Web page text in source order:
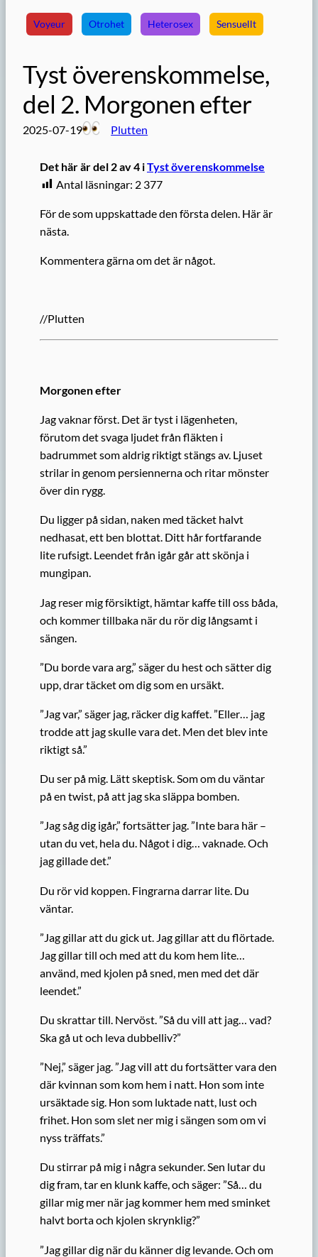
Voyeur Otrohet Heterosex Sensuellt
Tyst överenskommelse,
del 2. Morgonen efter
2025-07-19 Plutten
Det här är del 2 av 4 iTyst överenskommelse
Antal läsningar: 2 377
För de som uppskattade den första delen. Här är
nästa.
Kommentera gärna om det är något.
//Plutten
Morgonen efter
Jag vaknar först. Det är tyst i lägenheten,
förutom det svaga ljudet från fläkten i
badrummet som aldrig riktigt stängs av. Ljuset
strilar in genom persiennerna och ritar mönster
över din rygg.
Du ligger på sidan, naken med täcket halvt
nedhasat, ett ben blottat. Ditt hår fortfarande
lite rufsigt. Leendet från igår går att skönja i
mungipan.
Jag reser mig försiktigt, hämtar kaffe till oss båda,
och kommer tillbaka när du rör dig långsamt i
sängen.
”Du borde vara arg,” säger du hest och sätter dig
upp, drar täcket om dig som en ursäkt.
”Jag var,” säger jag, räcker dig kaffet. ”Eller… jag
trodde att jag skulle vara det. Men det blev inte
riktigt så.”
Du ser på mig. Lätt skeptisk. Som om du väntar
på en twist, på att jag ska släppa bomben.
”Jag såg dig igår,” fortsätter jag. ”Inte bara här –
utan du vet, hela du. Något i dig… vaknade. Och
jag gillade det.”
Du rör vid koppen. Fingrarna darrar lite. Du
väntar.
”Jag gillar att du gick ut. Jag gillar att du flörtade.
Jag gillar till och med att du kom hem lite…
använd, med kjolen på sned, men med det där
leendet.”
Du skrattar till. Nervöst. ”Så du vill att jag… vad?
Ska gå ut och leva dubbelliv?”
”Nej,” säger jag. ”Jag vill att du fortsätter vara den
där kvinnan som kom hem i natt. Hon som inte
ursäktade sig. Hon som luktade natt, lust och
frihet. Hon som slet ner mig i sängen som om vi
nyss träffats.”
Du stirrar på mig i några sekunder. Sen lutar du
dig fram, tar en klunk kaffe, och säger: ”Så… du
gillar mig mer när jag kommer hem med sminket
halvt borta och kjolen skrynklig?”
”Jag gillar dig när du känner dig levande. Och om